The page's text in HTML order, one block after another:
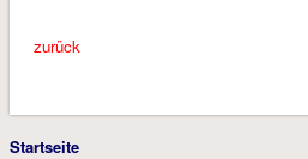
zurück
Startseite